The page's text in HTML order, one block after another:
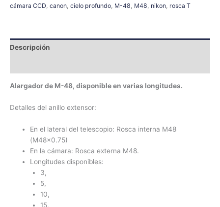
cámara CCD, canon, cielo profundo, M-48, M48, nikon, rosca T
Descripción
Alargador de M-48, disponible en varias longitudes.
Detalles del anillo extensor:
En el lateral del telescopio: Rosca interna M48
(M48x0.75)
En la cámara: Rosca externa M48.
Longitudes disponibles:
3,
5,
10,
15,